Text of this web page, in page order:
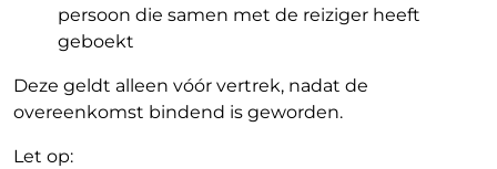
persoon die samen met de reiziger heeft
geboekt
Deze geldt alleen vóór vertrek, nadat de
overeenkomst bindend is geworden.
Let op: